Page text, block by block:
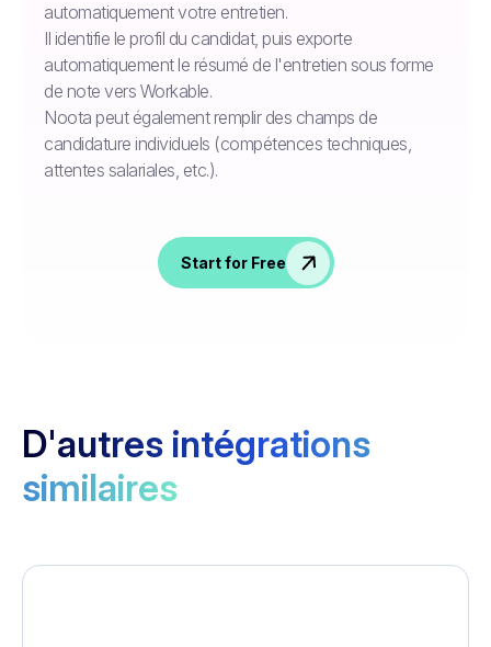
automatiquement votre entretien.
Il identifie le profil du candidat, puis exporte
automatiquement le résumé de l'entretien sous forme
de note vers Workable.
Noota peut également remplir des champs de
candidature individuels (compétences techniques,
attentes salariales, etc.).
Start for Free
D'autres intégrations
similaires